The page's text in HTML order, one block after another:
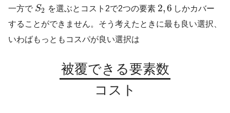
一方で S2 を選ぶとコスト2で2つの要素 2,6 しかカバー
することができません。そう考えたときに最も良い選択、
いわばもっともコスパが良い選択は
被覆でき る要素数
コ ス ト